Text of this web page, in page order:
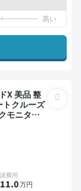
整
トクルーズ
モニター
ドドア 7
諸費用
11.0万円